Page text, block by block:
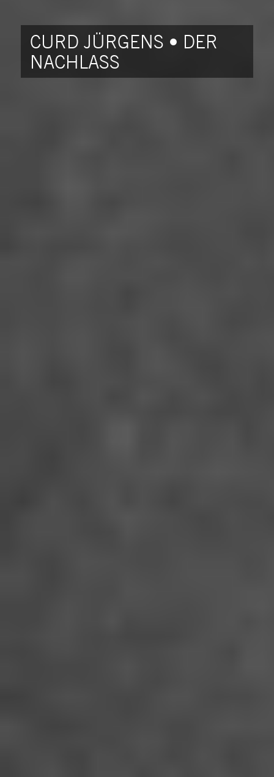
CURD JÜRGENS • DER
NACHLASS